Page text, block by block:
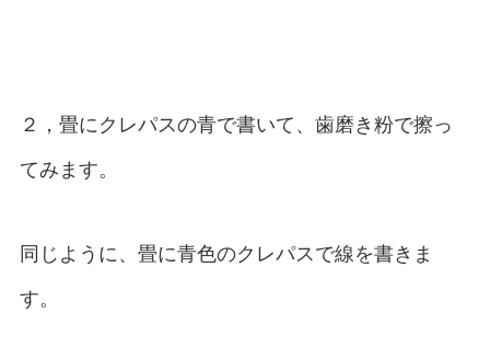
２，畳にクレパスの青で書いて、歯磨き粉で擦っ
てみます。
同じように、畳に青色のクレパスで線を書きま
す。